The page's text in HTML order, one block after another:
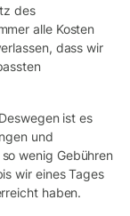
des
alle Kosten
dass wir
ist es
und
wenig Gebühren
wir eines Tages
haben.